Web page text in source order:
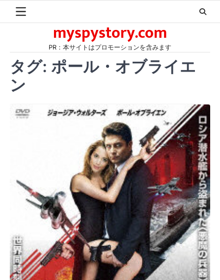
myspystory.com
PR：本サイトはプロモーションを含みます
タグ: ポール・オブライエ
ン